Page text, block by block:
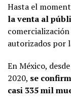
Hasta el
la venta al
autorizados por
En México,
2020, se
casi 335 mil